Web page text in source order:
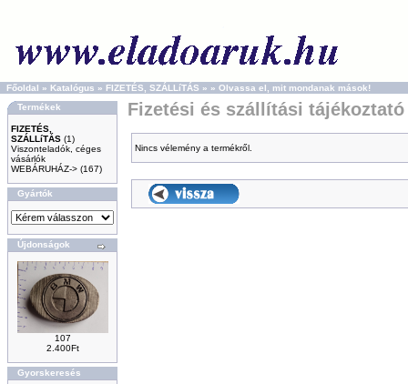
Főoldal » Katalógus » FIZETÉS, SZÁLLíTÁS » » Olvassa el, mit mondanak mások!
Termékek
FIZETÉS,
SZÁLLíTÁS (1)
Viszonteladók, céges
vásárlók
WEBÁRUHÁZ-> (167)
Gyártók
Újdonságok
107
2.400Ft
Gyorskeresés
Fizetési és szállítási tájékoztató
Nincs vélemény a termékről.